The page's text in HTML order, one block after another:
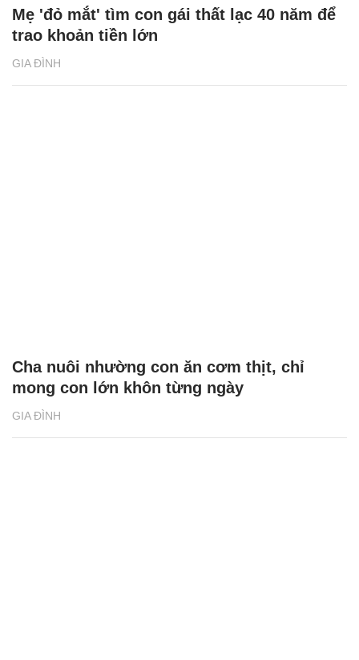
GIA ĐÌNH
Mẹ 'đỏ mắt' tìm con gái thất lạc 40 năm để
trao khoản tiền lớn
GIA ĐÌNH
Cha nuôi nhường con ăn cơm thịt, chỉ
mong con lớn khôn từng ngày